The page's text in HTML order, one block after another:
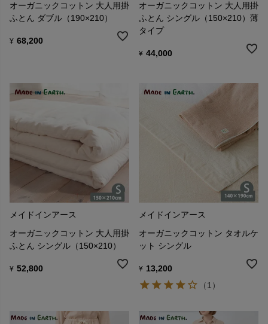
オーガニックコットン 大人用掛
ふとん ダブル（190×210）
¥ 68,200
オーガニックコットン 大人用掛
ふとん シングル（150×210）薄
タイプ
¥ 44,000
メイドインアース
オーガニックコットン 大人用掛
ふとん シングル（150×210）
¥ 52,800
メイドインアース
オーガニックコットン タオルケ
ット シングル
¥ 13,200
（1）